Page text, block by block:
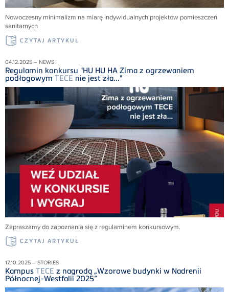
Nowoczesny minimalizm na miarę indywidualnych projektów pomieszczeń
sanitarnych
CZYTAJ ARTYKUŁ
04.12.2025 – NEWS
Regulamin konkursu "HU HU HA Zima z ogrzewaniem
podłogowym TECE nie jest zła..."
Zapraszamy do zapoznania się z regulaminem konkursowym.
CZYTAJ ARTYKUŁ
17.10.2025 – STORIES
Kampus TECE z nagrodą „Wzorowe budynki w Nadrenii
Północnej-Westfalii 2025”